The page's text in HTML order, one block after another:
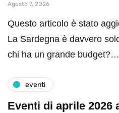
Agosto 7, 2026
Questo articolo è stato
La Sardegna è davvero
chi ha un grande budget?…
eventi
Eventi di aprile 2026